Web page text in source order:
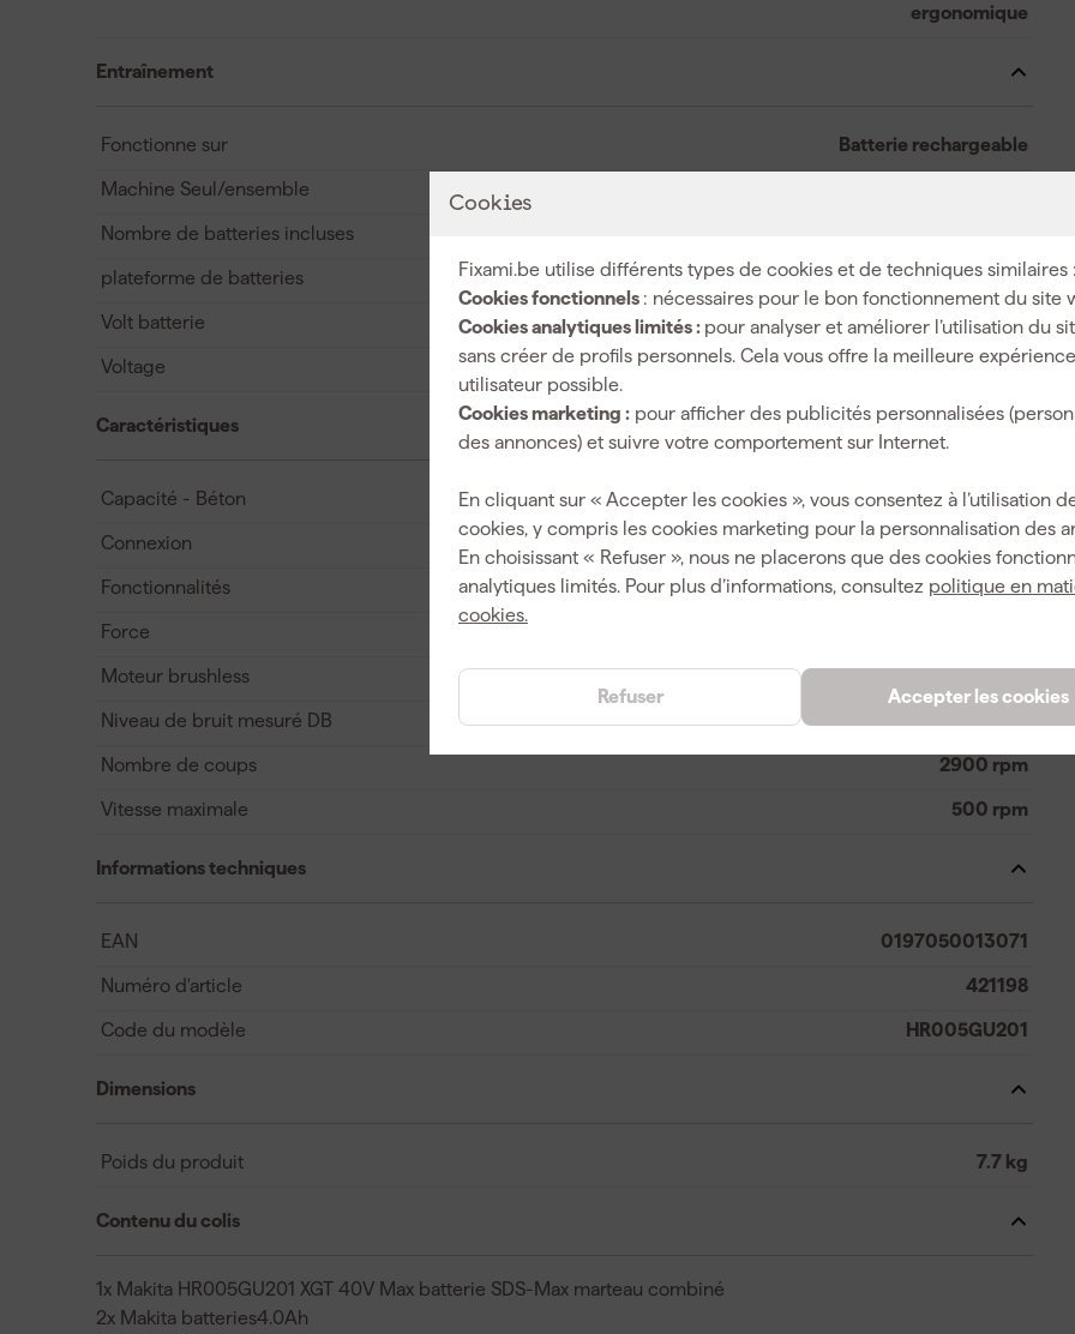
Cookies
Fixami.be utilise différents types de cookies et de techniques similaires :
Cookies fonctionnels : nécessaires pour le bon fonctionnement du site
Cookies analytiques limités : pour analyser et améliorer l’utilisation du
sans créer de profils personnels. Cela vous offre la meilleure expérience
utilisateur possible.
Cookies marketing : pour afficher des publicités personnalisées
des annonces) et suivre votre comportement sur Internet.
En cliquant sur « Accepter les cookies », vous consentez à l’utilisation
cookies, y compris les cookies marketing pour la personnalisation des
En choisissant « Refuser », nous ne placerons que des cookies
analytiques limités. Pour plus d’informations, consultez politique en
cookies.
Accepter les cookies
Refuser
ergonomique
Entraînement
Fonctionne sur Batterie rechargeable
Machine Seul/ensemble
Nombre de batteries incluses
plateforme de batteries Makita XGT
Volt batterie 40 V
Voltage 40
Caractéristiques
Capacité - Béton 40 mm
Connexion SDS-Max
Fonctionnalités Perceuse
Force
Moteur brushless
Niveau de bruit mesuré DB
Nombre de coups 2900 rpm
Vitesse maximale 500 rpm
Informations techniques
EAN 0197050013071
Numéro d'article 421198
Code du modèle HR005GU201
Dimensions
Poids du produit 7.7 kg
Contenu du colis
1x Makita HR005GU201 XGT 40V Max batterie SDS-Max marteau combiné
2x Makita batteries4.0Ah